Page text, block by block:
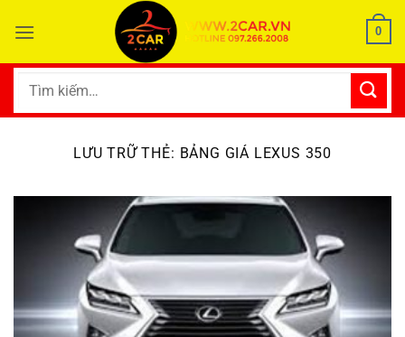
qua
0
Tìm
LƯU TRỮ THẺ: BẢNG GIÁ LEXUS 350